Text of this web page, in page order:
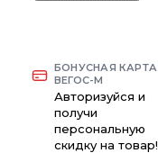
БОНУСНАЯ КАРТА
ВЕГОС-М
Авторизуйся и
получи
персональную
скидку на товар!